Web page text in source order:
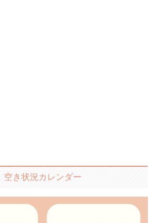
空き状況カレンダー